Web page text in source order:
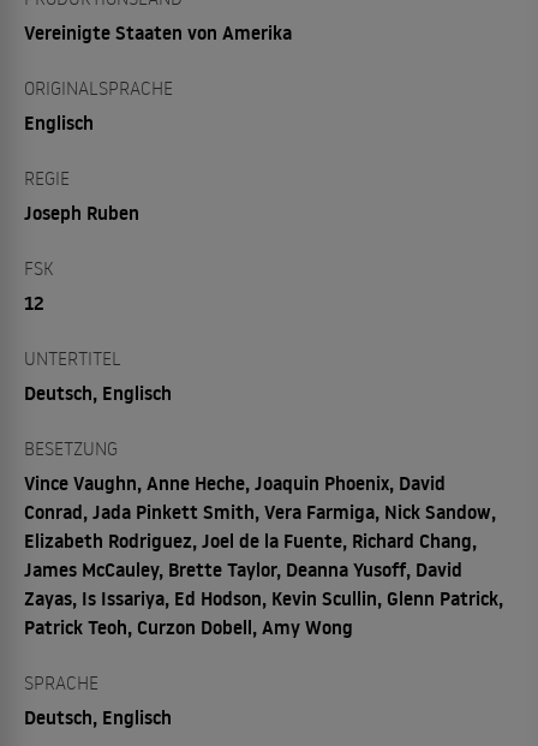
Vereinigte Staaten von Amerika
ORIGINALSPRACHE
Englisch
REGIE
Joseph Ruben
FSK
12
UNTERTITEL
Deutsch, Englisch
BESETZUNG
Vince Vaughn, Anne Heche, Joaquin Phoenix, David
Conrad, Jada Pinkett Smith, Vera Farmiga, Nick Sandow,
Elizabeth Rodriguez, Joel de la Fuente, Richard Chang,
James McCauley, Brette Taylor, Deanna Yusoff, David
Zayas, Is Issariya, Ed Hodson, Kevin Scullin, Glenn Patrick,
Patrick Teoh, Curzon Dobell, Amy Wong
SPRACHE
Deutsch, Englisch